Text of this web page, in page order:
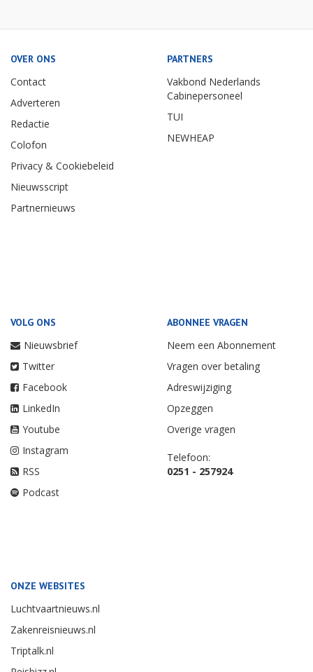
OVER ONS
Contact
Adverteren
Redactie
Colofon
Privacy & Cookiebeleid
Nieuwsscript
Partnernieuws
PARTNERS
Vakbond Nederlands
Cabinepersoneel
TUI
NEWHEAP
VOLG ONS
Nieuwsbrief
Twitter
Facebook
LinkedIn
Youtube
Instagram
RSS
Podcast
ABONNEE VRAGEN
Neem een Abonnement
Vragen over betaling
Adreswijziging
Opzeggen
Overige vragen
Telefoon:
0251 - 257924
ONZE WEBSITES
Luchtvaartnieuws.nl
Zakenreisnieuws.nl
Triptalk.nl